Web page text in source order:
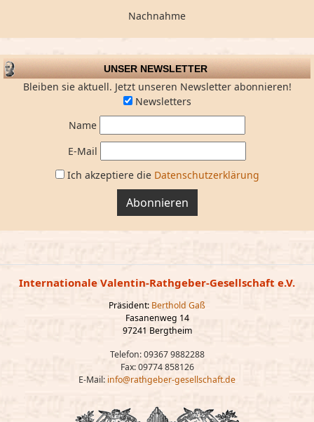
Nachnahme
UNSER NEWSLETTER
Bleiben sie aktuell. Jetzt unseren Newsletter abonnieren!
Newsletters
Name
E-Mail
Ich akzeptiere die Datenschutzerklärung
Abonnieren
Internationale Valentin-Rathgeber-Gesellschaft e.V.
Präsident: Berthold Gaß
Fasanenweg 14
97241 Bergtheim
Telefon: 09367 9882288
Fax: 09774 858126
E-Mail: info@rathgeber-gesellschaft.de